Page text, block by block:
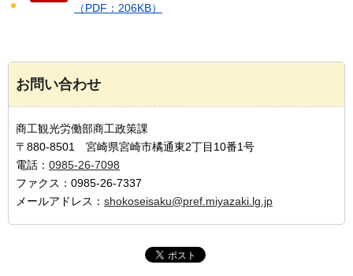
（PDF：206KB）
お問い合わせ
商工観光労働部商工政策課
〒880-8501 宮崎県宮崎市橘通東2丁目10番1号
電話： 0985-26-7098
ファクス：0985-26-7337
メールアドレス： shokoseisaku@pref.miyazaki.lg.jp